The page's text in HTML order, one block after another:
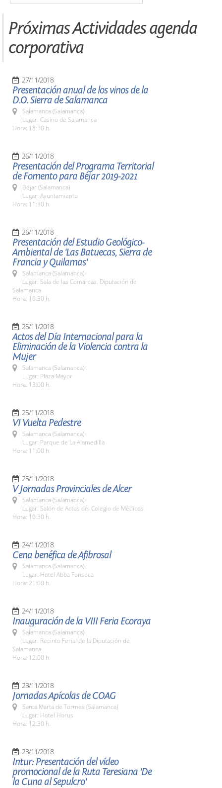
Próximas Actividades agenda
corporativa
27/11/2018
Presentación anual de los vinos de la
D.O. Sierra de Salamanca
Salamanca (Salamanca)
Lugar: Casino de Salamanca
Hora: 18:30 h.
26/11/2018
Presentación del Programa Territorial
de Fomento para Béjar 2019-2021
Béjar (Salamanca)
Lugar: Ayuntamiento
Hora: 11:30 h.
26/11/2018
Presentación del Estudio Geológico-
Ambiental de 'Las Batuecas, Sierra de
Francia y Quilamas'
Salamanca (Salamanca)
Lugar: Sala de las Comarcas. Diputación de
Salamanca
Hora: 10:30 h.
25/11/2018
Actos del Día Internacional para la
Eliminación de la Violencia contra la
Mujer
Salamanca (Salamanca)
Lugar: Plaza Mayor
Hora: 13:00 h.
25/11/2018
VI Vuelta Pedestre
Salamanca (Salamanca)
Lugar: Parque de La Alamedilla
Hora: 11:00 h.
25/11/2018
V Jornadas Provinciales de Alcer
Salamanca (Salamanca)
Lugar: Salón de Actos del Colegio de Médicos
Hora: 10:30 h.
24/11/2018
Cena benéfica de Afibrosal
Salamanca (Salamanca)
Lugar: Hotel Abba Fonseca
Hora: 21:00 h.
24/11/2018
Inauguración de la VIII Feria Ecoraya
Salamanca (Salamanca)
Lugar: Recinto Ferial de la Diputación de
Salamanca
Hora: 12:00 h.
23/11/2018
Jornadas Apícolas de COAG
Santa Marta de Tormes (Salamanca)
Lugar: Hotel Horus
Hora: 12:30 h.
23/11/2018
Intur: Presentación del vídeo
promocional de la Ruta Teresiana 'De
la Cuna al Sepulcro'